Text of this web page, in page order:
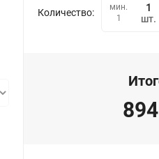
Количество:
мин.
1
шт.
894